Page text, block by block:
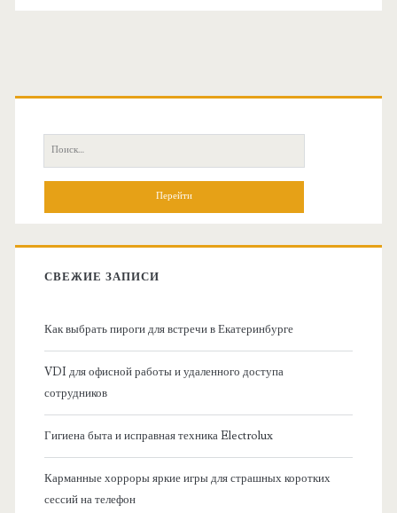
О
П
о
:
СВЕЖИЕ ЗАПИСИ
Как выбрать пироги для встречи в Екатеринбурге
VDI для офисной работы и удаленного доступа
сотрудников
Гигиена быта и исправная техника Electrolux
Карманные хорроры яркие игры для страшных коротких
сессий на телефон